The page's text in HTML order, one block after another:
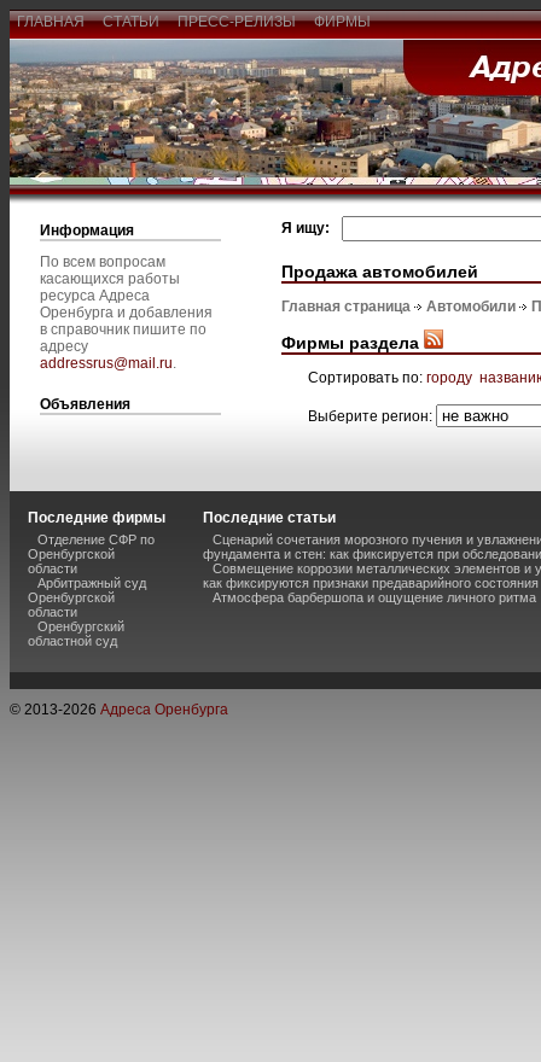
ГЛАВНАЯ СТАТЬИ ПРЕСС-РЕЛИЗЫ ФИРМЫ
Информация
По всем вопросам
касающихся работы
ресурса Адреса
Оренбурга и добавления
в справочник пишите по
адресу
addressrus@mail.ru.
Объявления
Я ищу:
Продажа автомобилей
Главная страница Автомобили
Фирмы раздела
Сортировать по: городу
Выберите регион:
Последние фирмы
Отделение СФР по
Оренбургской
области
Арбитражный суд
Оренбургской
области
Оренбургский
областной суд
Последние статьи
Сценарий сочетания морозного пучения и
фундамента и стен: как фиксируется при
Совмещение коррозии металлических элементов и
как фиксируются признаки предаварийного состояния
Атмосфера барбершопа и ощущение личного ритма
© 2013-2026 Адреса Оренбурга